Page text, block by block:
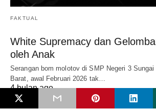
FAKTUAL
White Supremacy dan
oleh Anak
Serangan bom molotov di SMP Negeri 3
Barat, awal Februari 2026 tak…
4 bulan ago